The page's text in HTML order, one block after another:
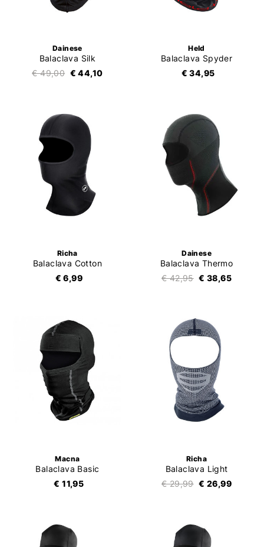
Dainese
Balaclava Silk
€ 49,00 € 44,10
Held
Balaclava Spyder
€ 34,95
Richa
Balaclava Cotton
€ 6,99
Dainese
Balaclava Thermo
€ 42,95 € 38,65
Macna
Balaclava Basic
€ 11,95
Richa
Balaclava Light
€ 29,99 € 26,99